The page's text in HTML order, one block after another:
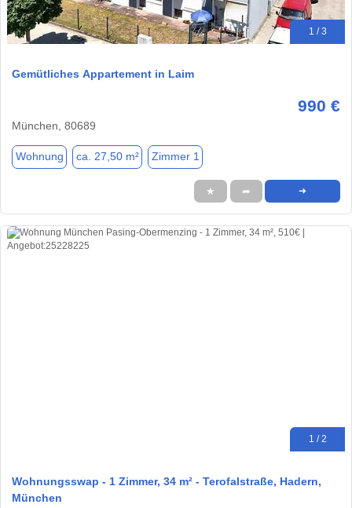
1 / 3
Gemütliches Appartement in Laim
990 €
München, 80689
Wohnung ca. 27,50 m² Zimmer 1
★ ➦ ➜
1 / 2
Wohnungsswap - 1 Zimmer, 34 m² - Terofalstraße, Hadern,
München